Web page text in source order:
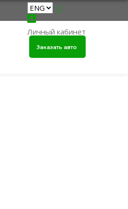
Личный кабинет
Заказать авто